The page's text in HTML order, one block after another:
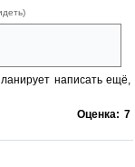
написать ещё,
Оценка: 7